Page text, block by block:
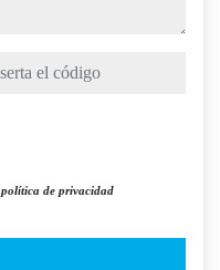
política de privacidad